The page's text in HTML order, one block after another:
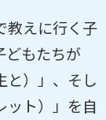
教えに行く子
どもたちが
と）」、そし
ット）」を自